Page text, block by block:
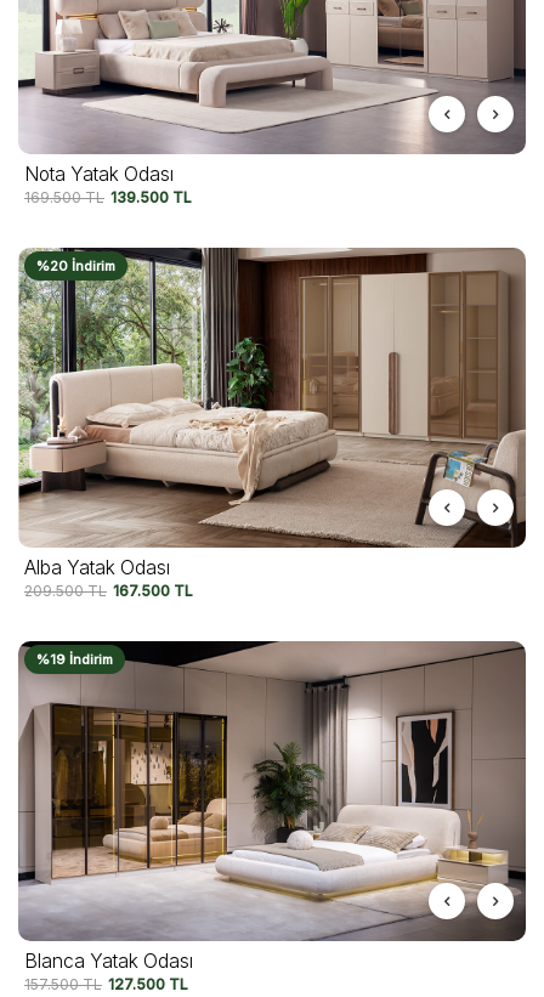
Nota Yatak Odası
169.500TL 139.500 TL
%20 İndirim
Alba Yatak Odası
209.500TL 167.500 TL
%19 İndirim
Blanca Yatak Odası
157.500TL 127.500 TL